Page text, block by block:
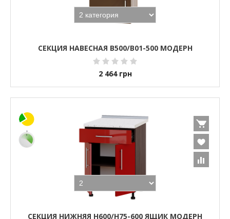
СЕКЦИЯ НАВЕСНАЯ В500/В01-500 МОДЕРН
2 464 грн
СЕКЦИЯ НИЖНЯЯ Н600/Н75-600 ЯЩИК МОДЕРН